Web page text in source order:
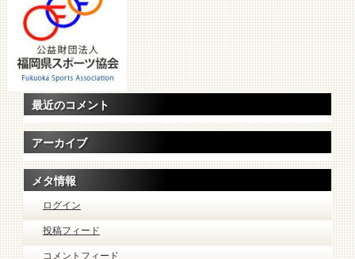
最近のコメント
アーカイブ
メタ情報
ログイン
投稿フィード
コメントフィード